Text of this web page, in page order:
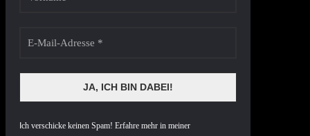
ch verschicke keinen Spam! Erfahre mehr in meiner